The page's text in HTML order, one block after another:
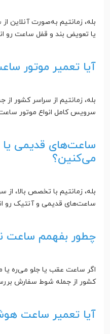
بله، زمانتیم به‌صورت آنلاین
یا تعویض بند و قفل ساعت رو
آیا تعمیر موتور
بله، زمانتیم از سراسر کشور
سرویس کامل انواع موتور
ساعت‌های قدیمی
می‌کنین؟
بله، زمانتیم با تخصص بالا،
ساعت‌های قدیمی و آنتیک رو
چطور بفهمم ساعت
اگر ساعت عقب یا جلو می‌ره یا
کشور از جمله شوط سفارش
آیا تعمیر ساعت